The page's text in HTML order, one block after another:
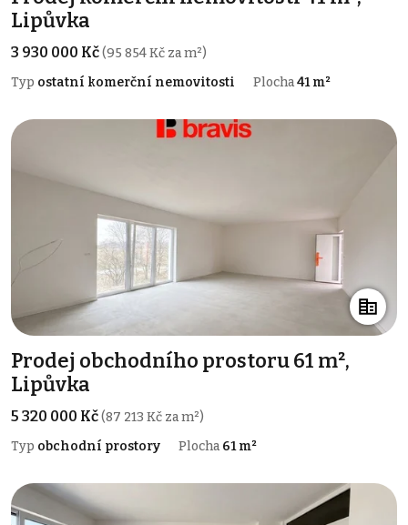
Lipůvka
3 930 000 Kč(95 854 Kč za m²)
Typ ostatní komerční nemovitosti Plocha41 m²
Prodej obchodního prostoru 61 m²,
Lipůvka
5 320 000 Kč(87 213 Kč za m²)
Typ obchodní prostory Plocha 61 m²